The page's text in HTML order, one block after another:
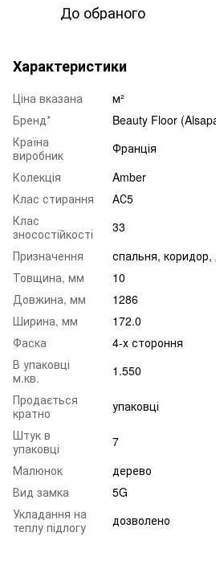
До обраного
Характеристики
Ціна вказана
м²
Бренд*
Beauty Floor
Країна
виробник
Франція
Колекція
Amber
Клас стирання
АС5
Клас
зносостійкості
33
Призначення
спальня, коридор,
Товщина, мм
10
Довжина, мм
1286
Ширина, мм
172.0
Фаска
4-х стороння
В упаковці
м.кв.
1.550
Продається
кратно
упаковці
Штук в
упаковці
7
Малюнок
дерево
Вид замка
5G
Укладання на
теплу підлогу
дозволено